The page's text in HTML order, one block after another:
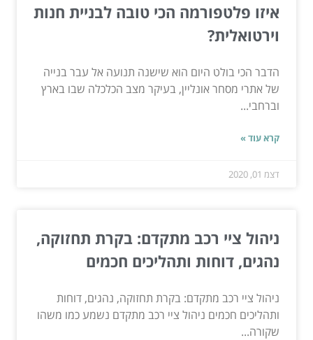
איזו פלטפורמה הכי טובה לבניית חנות
וירטואלית?
הדבר הכי בולט היום הוא שישנה תנועה אל עבר בנייה
של אתרי מסחר אונליין, בעיקר מצב הכלכלה שבו בארץ
וברחבי...
קרא עוד »
דצמ 01, 2020
ניהול ציי רכב מתקדם: בקרת תחזוקה,
נהגים, דוחות ותהליכים חכמים
ניהול ציי רכב מתקדם: בקרת תחזוקה, נהגים, דוחות
ותהליכים חכמים ניהול ציי רכב מתקדם נשמע כמו משהו
שקורה...